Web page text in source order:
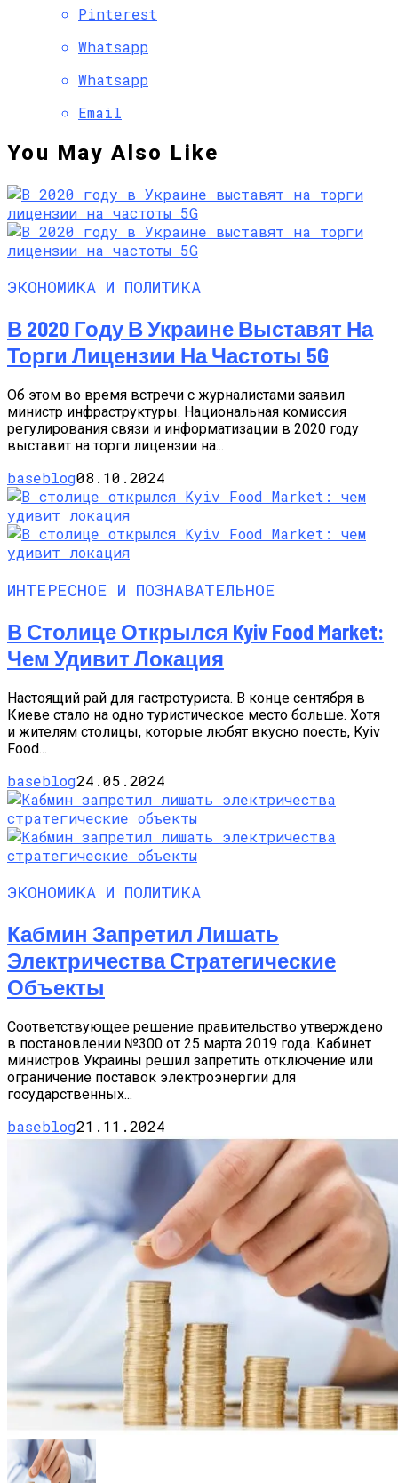
Pinterest
Whatsapp
Whatsapp
Email
You May Also Like
ЭКОНОМИКА И ПОЛИТИКА
В 2020 Году В Украине Выставят На
Торги Лицензии На Частоты 5G
Об этом во время встречи с журналистами заявил
министр инфраструктуры. Национальная комиссия
регулирования связи и информатизации в 2020 году
выставит на торги лицензии на...
baseblog08.10.2024
ИНТЕРЕСНОЕ И ПОЗНАВАТЕЛЬНОЕ
В Столице Открылся Kyiv Food Market:
Чем Удивит Локация
Настоящий рай для гастротуриста. В конце сентября в
Киеве стало на одно туристическое место больше. Хотя
и жителям столицы, которые любят вкусно поесть, Kyiv
Food...
baseblog24.05.2024
ЭКОНОМИКА И ПОЛИТИКА
Кабмин Запретил Лишать
Электричества Стратегические
Объекты
Соответствующее решение правительство утверждено
в постановлении №300 от 25 марта 2019 года. Кабинет
министров Украины решил запретить отключение или
ограничение поставок электроэнергии для
государственных...
baseblog21.11.2024